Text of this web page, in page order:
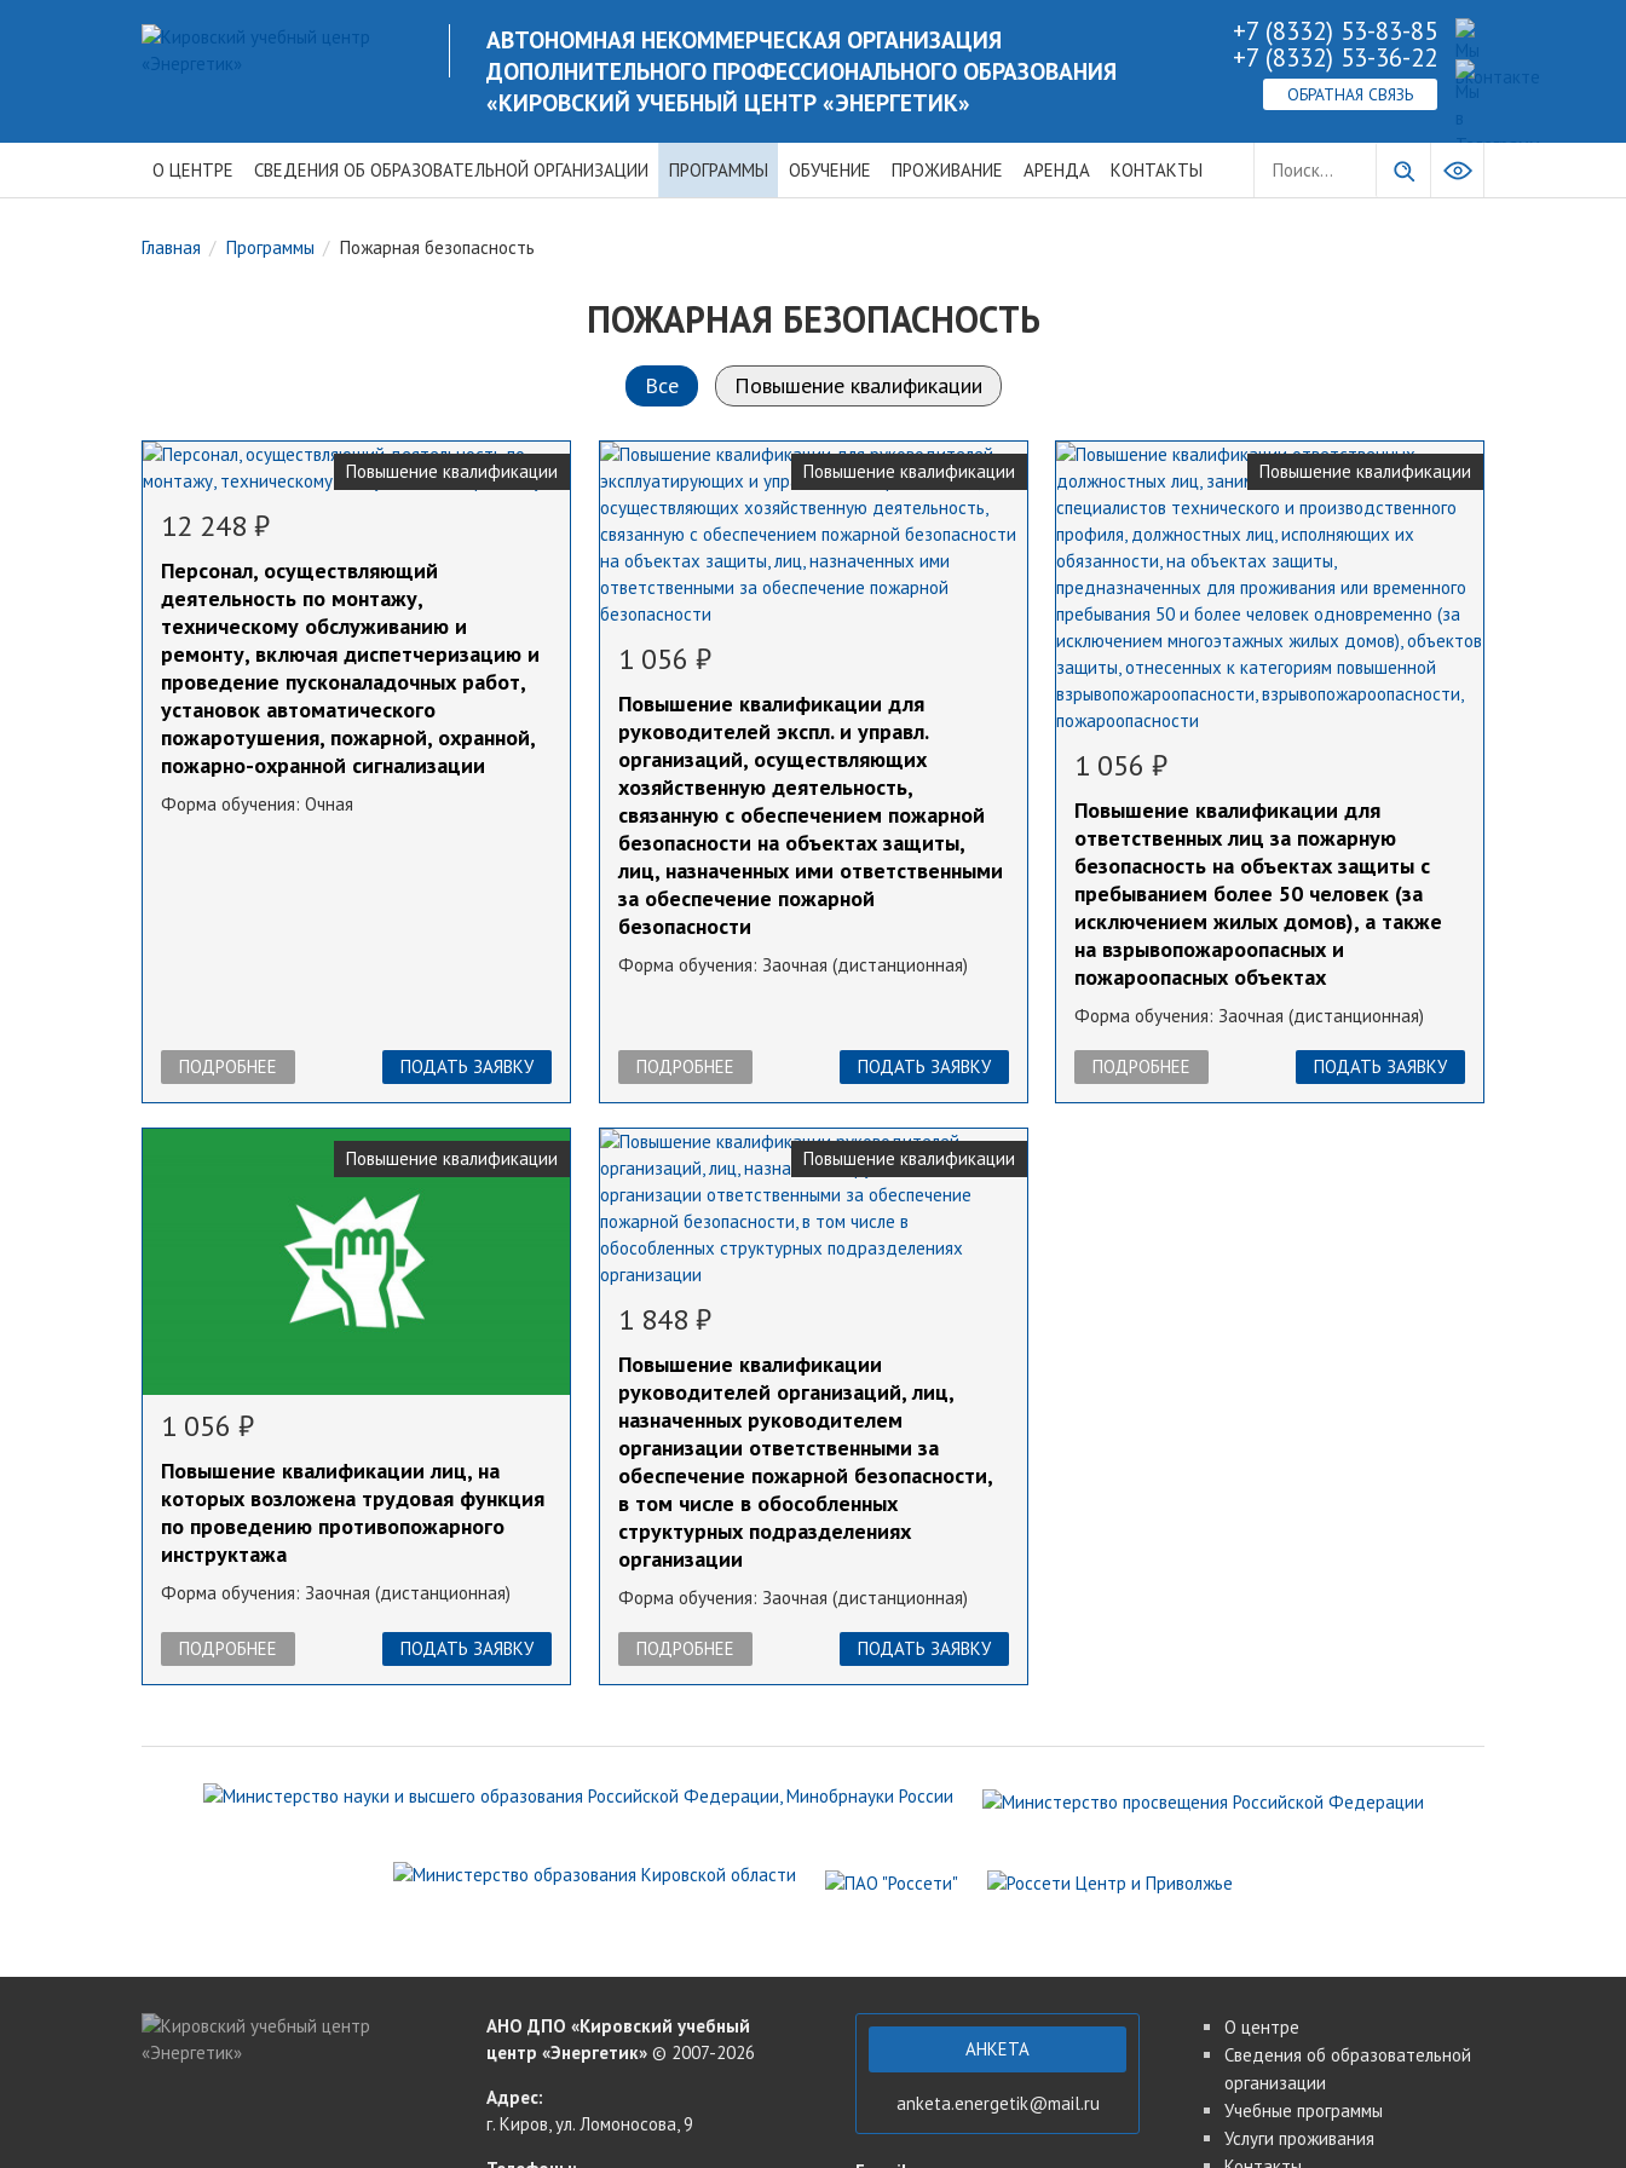
АВТОНОМНАЯ НЕКОММЕРЧЕСКАЯ ОРГАНИЗАЦИЯ
ДОПОЛНИТЕЛЬНОГО ПРОФЕССИОНАЛЬНОГО ОБРАЗОВАНИЯ
«КИРОВСКИЙ УЧЕБНЫЙ ЦЕНТР «ЭНЕРГЕТИК»
+7 (8332) 53-83-85
+7 (8332) 53-36-22
ОБРАТНАЯ СВЯЗЬ
О ЦЕНТРЕ СВЕДЕНИЯ ОБ ОБРАЗОВАТЕЛЬНОЙ ОРГАНИЗАЦИИ ПРОГРАММЫ ОБУЧЕНИЕ ПРОЖИВАНИЕ АРЕНДА КОНТАКТЫ
Главная Программы Пожарная безопасность
ПОЖАРНАЯ БЕЗОПАСНОСТЬ
Все Повышение квалификации
12 248 ₽
Персонал, осуществляющий
деятельность по монтажу,
техническому обслуживанию и
ремонту, включая диспетчеризацию и
проведение пусконаладочных работ,
установок автоматического
пожаротушения, пожарной, охранной,
пожарно-охранной сигнализации
Форма обучения:Очная
Повышение квалификации
ПОДРОБНЕЕ ПОДАТЬ ЗАЯВКУ
1 056 ₽
Повышение квалификации для
руководителей экспл. и управл.
организаций, осуществляющих
хозяйственную деятельность,
связанную с обеспечением пожарной
безопасности на объектах защиты,
лиц, назначенных ими ответственными
за обеспечение пожарной
безопасности
Форма обучения: Заочная (дистанционная)
Повышение квалификации
ПОДРОБНЕЕ ПОДАТЬ ЗАЯВКУ
1 056 ₽
Повышение квалификации для
ответственных лиц за пожарную
безопасность на объектах защиты с
пребыванием более 50 человек (за
исключением жилых домов), а также
на взрывопожароопасных и
пожароопасных объектах
Форма обучения: Заочная (дистанционная)
Повышение квалификации
ПОДРОБНЕЕ ПОДАТЬ ЗАЯВКУ
1 056 ₽
Повышение квалификации лиц, на
которых возложена трудовая функция
по проведению противопожарного
инструктажа
Форма обучения: Заочная (дистанционная)
Повышение квалификации
ПОДРОБНЕЕ ПОДАТЬ ЗАЯВКУ
1 848 ₽
Повышение квалификации
руководителей организаций, лиц,
назначенных руководителем
организации ответственными за
обеспечение пожарной безопасности,
в том числе в обособленных
структурных подразделениях
организации
Форма обучения: Заочная (дистанционная)
Повышение квалификации
ПОДРОБНЕЕ ПОДАТЬ ЗАЯВКУ
АНО ДПО «Кировский учебный
центр «Энергетик» © 2007-2026
Адрес:
г. Киров, ул. Ломоносова, 9
АНКЕТА
anketa.energetik@mail.ru
О центре
Сведения об образовательной
организации
Учебные программы
Услуги проживания